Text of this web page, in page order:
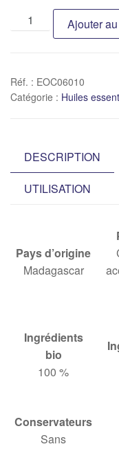
Ajouter
Réf. : EOC06010
Catégorie : Huiles
DESCRIPTION
UTILISATION
Pays d’origine
Madagascar
Ingrédients
bio
100 %
Conservateurs
Sans